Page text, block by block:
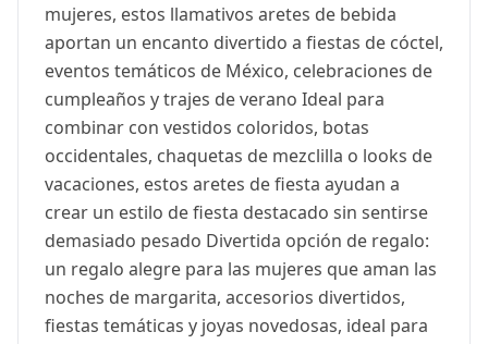
mujeres, estos llamativos aretes de bebida
aportan un encanto divertido a fiestas de cóctel,
eventos temáticos de México, celebraciones de
cumpleaños y trajes de verano Ideal para
combinar con vestidos coloridos, botas
occidentales, chaquetas de mezclilla o looks de
vacaciones, estos aretes de fiesta ayudan a
crear un estilo de fiesta destacado sin sentirse
demasiado pesado Divertida opción de regalo:
un regalo alegre para las mujeres que aman las
noches de margarita, accesorios divertidos,
fiestas temáticas y joyas novedosas, ideal para